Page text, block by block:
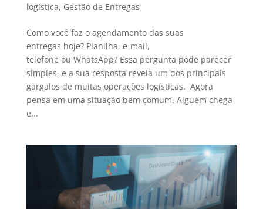
logística, Gestão de Entregas
Como você faz o agendamento das suas
entregas hoje? Planilha, e-mail,
telefone ou WhatsApp? Essa pergunta pode parecer
simples, e a sua resposta revela um dos principais
gargalos de muitas operações logísticas. Agora
pensa em uma situação bem comum. Alguém chega
e...